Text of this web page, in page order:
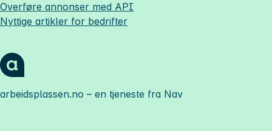
Overføre annonser med API
Nyttige artikler for bedrifter
arbeidsplassen.no – en tjeneste fra Nav